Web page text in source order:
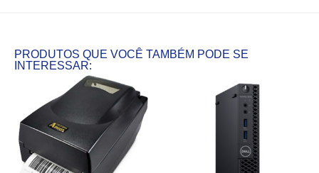
PRODUTOS QUE VOCÊ TAMBÉM PODE SE
INTERESSAR: